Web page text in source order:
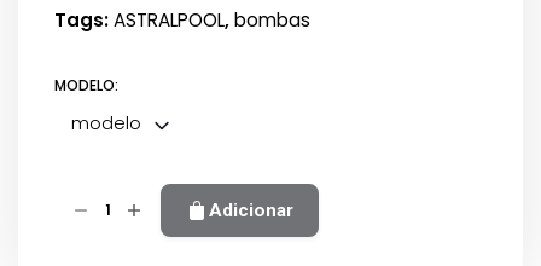
Tags:ASTRALPOOL,bombas
MODELO:
modelo
Quantidade
Adicionar